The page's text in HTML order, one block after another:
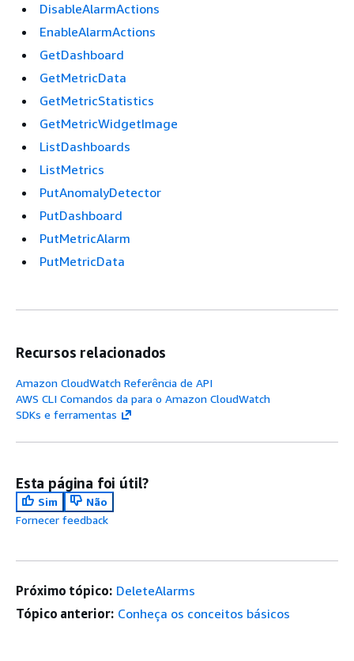
DisableAlarmActions
EnableAlarmActions
GetDashboard
GetMetricData
GetMetricStatistics
GetMetricWidgetImage
ListDashboards
ListMetrics
PutAnomalyDetector
PutDashboard
PutMetricAlarm
PutMetricData
Recursos relacionados
Amazon CloudWatch Referência de API
AWS CLI Comandos da para o Amazon CloudWatch
SDKs e ferramentas
Esta página foi útil?
Sim
Não
Fornecer feedback
Próximo tópico: DeleteAlarms
Tópico anterior: Conheça os conceitos básicos